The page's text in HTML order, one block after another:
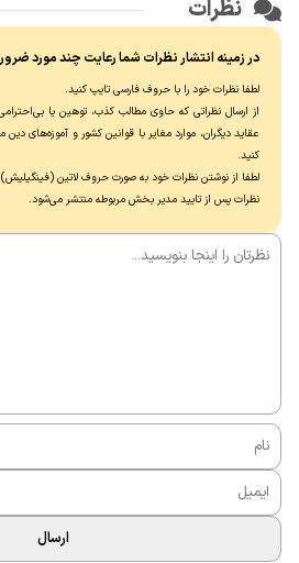
نظرات
در زمینه انتشار نظرات شما رعایت چند مورد
لطفا نظرات خود را با حروف فارسی تایپ کنید.
از ارسال نظراتی که حاوی مطالب کذب، توهین یا
عقاید دیگران، موارد مغایر با قوانین کشور و آموزه‌های
کنید.
لطفا از نوشتن نظرات خود به صورت حروف لاتین (فینگیلیش)
نظرات پس از تایید مدیر بخش مربوطه منتشر می‌شود.
ارسال